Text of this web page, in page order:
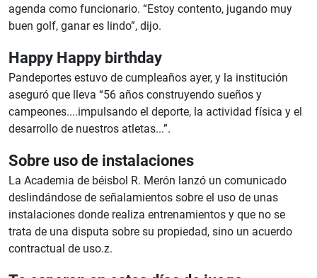
agenda como funcionario. “Estoy contento, jugando muy
buen golf, ganar es lindo”, dijo.
Happy Happy birthday
Pandeportes estuvo de cumpleaños ayer, y la institución
aseguró que lleva “56 años construyendo sueños y
campeones....impulsando el deporte, la actividad física y el
desarrollo de nuestros atletas...”.
Sobre uso de instalaciones
La Academia de béisbol R. Merón lanzó un comunicado
deslindándose de señalamientos sobre el uso de unas
instalaciones donde realiza entrenamientos y que no se
trata de una disputa sobre su propiedad, sino un acuerdo
contractual de uso.z.